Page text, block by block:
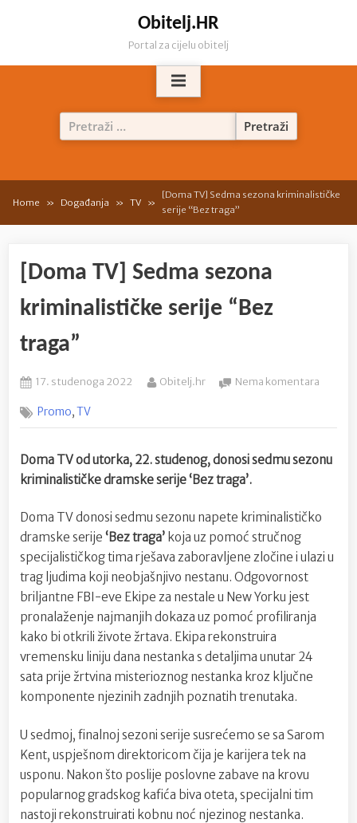
Obitelj.HR
Portal za cijelu obitelj
Pretraži:
Home Događanja TV
[Doma TV] Sedma sezona kriminalističke
serije “Bez traga”
[Doma TV] Sedma sezona
kriminalističke serije “Bez
traga”
Posted
17. studenoga 2022 By
Obitelj.hr Nema komentara
Sedma
traga”
Promo,TV
Doma TV od utorka, 22. studenog, donosi sedmu sezonu
kriminalističke dramske serije ‘Bez traga’.
Doma TV donosi sedmu sezonu napete kriminalističko
dramske serije ‘Bez traga’ koja uz pomoć stručnog
specijalističkog tima rješava zaboravljene zločine i ulazi u
trag ljudima koji neobjašnjivo nestanu. Odgovornost
briljantne FBI-eve Ekipe za nestale u New Yorku jest
pronalaženje najmanjih dokaza uz pomoć profiliranja
kako bi otkrili živote žrtava. Ekipa rekonstruira
vremensku liniju dana nestanka s detaljima unutar 24
sata prije žrtvina misterioznog nestanka kroz ključne
komponente njezinih zadnjih poznatih trenutaka.
U sedmoj, finalnoj sezoni serije susrećemo se sa Sarom
Kent, uspješnom direktoricom čija je karijera tek na
usponu. Nakon što poslije poslovne zabave na krovu
popularnog gradskog kafića biva oteta, specijalni tim
nastoji rekonstruirati kobnu noć njezinog nestanka.